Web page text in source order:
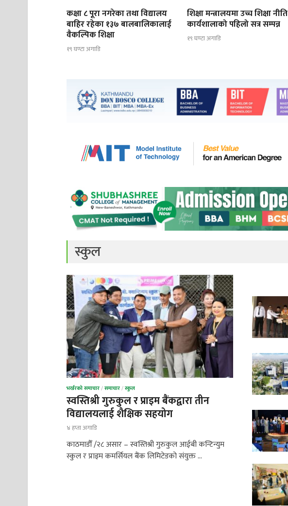
कक्षा ८ पूरा नगरेका तथा विद्यालय
बाहिर रहेका १३७ बालबालिकालाई
वैकल्पिक शिक्षा
१९ घण्टा अगाडि
शिक्षा मन्त्रालयमा उच्च शिक्षा नीति
कार्यशालाको पहिलो सत्र सम्पन्न
१९ घण्टा अगाडि
स्कुल
भर्खरको समाचार/समाचार/स्कुल
स्वस्तिश्री गुरुकुल र प्राइम बैंकद्वारा तीन
विद्यालयलाई शैक्षिक सहयोग
४ हप्ता अगाडि
काठमाडौँ /२८ असार – स्वस्तिश्री गुरुकुल आईबी कन्टिन्युम
स्कुल र प्राइम कमर्सियल बैंक लिमिटेडको संयुक्त …